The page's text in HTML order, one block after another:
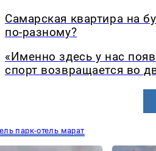
Самарская квартира на
по-разному?
«Именно здесь у нас
спорт возвращается во
парк-отель марат